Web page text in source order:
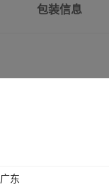
包装信息
广东